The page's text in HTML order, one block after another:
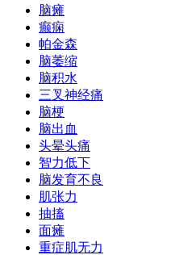
脑瘫
癫痫
帕金森
脑萎缩
脑积水
三叉神经痛
脑梗
脑出血
头晕头痛
智力低下
脑发育不良
肌张力
抽搐
面瘫
重症肌无力